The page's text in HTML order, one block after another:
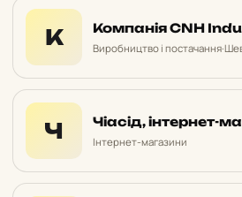
К Компанія CNH
Виробництво і постачання·
Ч Чіасід, інтернет-
Інтернет-магазини